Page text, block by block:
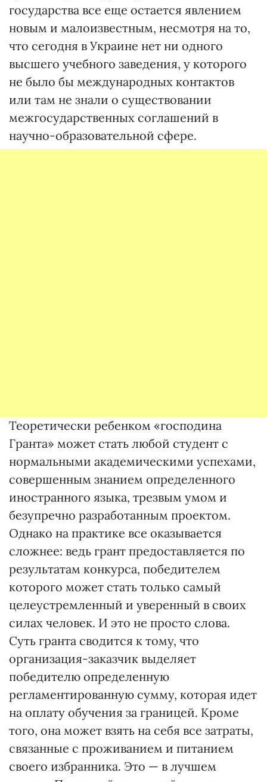
государства все еще остается явлением
новым и малоизвестным, несмотря на то,
что сегодня в Украине нет ни одного
высшего учебного заведения, у которого
не было бы международных контактов
или там не знали о существовании
межгосударственных соглашений в
научно-образовательной сфере.
Теоретически ребенком «госпо­дина
Гранта» может стать любой студент с
нормальными академическими успехами,
совершенным знанием определенного
иностранного языка, трезвым умом и
безуп­речно разработанным проектом.
Однако на практике все оказывает­ся
сложнее: ведь грант предоставляется по
результатам конкурса, победителем
которого может стать только самый
целеустремленный и уверенный в своих
силах человек. И это не просто слова.
Суть гранта сводится к тому, что
организация-заказчик выделяет
победителю определенную
регламентированную сумму, которая идет
на оплату обучения за гра­ницей. Кроме
того, она может взять на себя все затраты,
связанные с проживанием и питанием
своего избранника. Это — в лучшем